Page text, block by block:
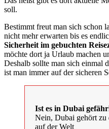
soll.
Bestimmt freut man sich schon
nicht mehr erwarten bis es
Sicherheit im gebuchten
möchte dort ja Urlaub machen
Deshalb sollte man sich einmal
ist man immer auf der sicheren
Ist es in Dubai
Nein, Dubai gehört zu
auf der Welt